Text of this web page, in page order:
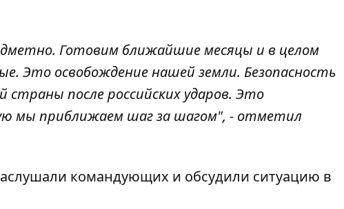
Готовим ближайшие месяцы и в целом
Это освобождение нашей земли. Безопасность
после российских ударов. Это
мы приближаем шаг за шагом", - отметил
командующих и обсудили ситуацию в